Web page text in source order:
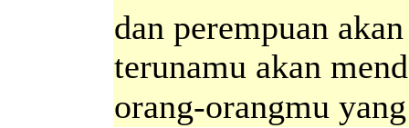
dan perempuan
terunamu akan
orang-orangmu